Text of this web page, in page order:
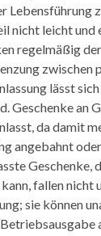
Lebensführung
nicht leicht und
regelmäßig
zwischen
lässt
Geschenke an
da damit
angebahnt
Geschenke,
fallen nicht
sie können